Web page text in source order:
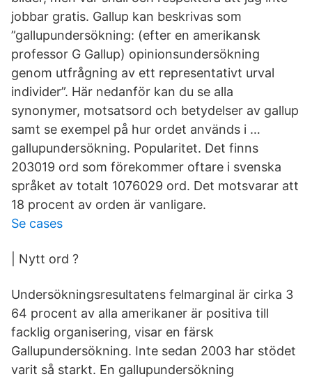
jobbar gratis. Gallup kan beskrivas som
”gallupundersökning: (efter en amerikansk
professor G Gallup) opinionsundersökning
genom utfrågning av ett representativt urval
individer”. Här nedanför kan du se alla
synonymer, motsatsord och betydelser av gallup
samt se exempel på hur ordet används i …
gallupundersökning. Popularitet. Det finns
203019 ord som förekommer oftare i svenska
språket av totalt 1076029 ord. Det motsvarar att
18 procent av orden är vanligare.
Se cases
| Nytt ord ?
Undersökningsresultatens felmarginal är cirka 3
64 procent av alla amerikaner är positiva till
facklig organisering, visar en färsk
Gallupundersökning. Inte sedan 2003 har stödet
varit så starkt. En gallupundersökning